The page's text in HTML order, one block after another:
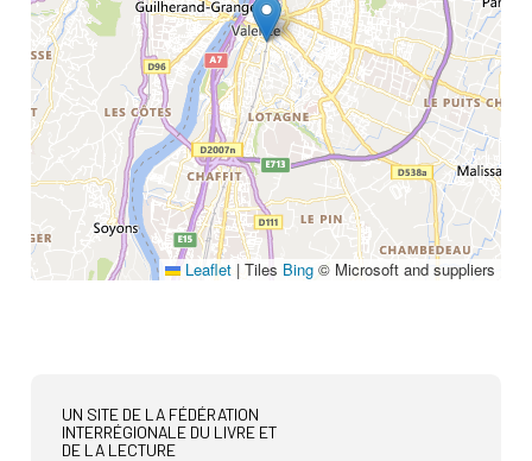
Leaflet |Tiles Bing© Microsoft and suppliers
UN SITE DE LA FÉDÉRATION
INTERRÉGIONALE DU LIVRE ET
DE LA LECTURE